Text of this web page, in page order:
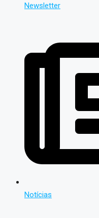
Newsletter
Notícias